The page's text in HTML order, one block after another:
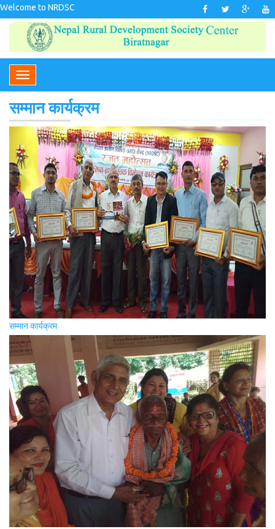
Welcome to NRDSC
सम्मान कार्यक्रम
सम्मान कार्यक्रम